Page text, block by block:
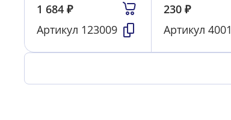
1 684 ₽
Артикул 123009
230₽
Артикул4001